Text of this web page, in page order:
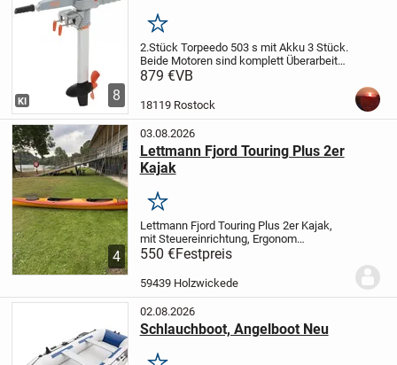
8
KI
Merken
2.Stück Torpeedo 503 s mit Akku 3 Stück.
Beide Motoren sind komplett Überarbeitet
neu gewartet im April 26 alles 100%
879 €VB
18119 Rostock
4
03.08.2026
Lettmann Fjord Touring Plus 2er
Kajak
Merken
Lettmann Fjord Touring Plus 2er Kajak,
mit Steuereinrichtung, Ergonom
Rückenlehnen, Paddel und Bootswagen,
sofort einsatzbereit, neuwertiger Zustand,
wurde immer witterungsgeschützt im
550 €Festpreis
59439 Holzwickede
02.08.2026
Schlauchboot, Angelboot Neu